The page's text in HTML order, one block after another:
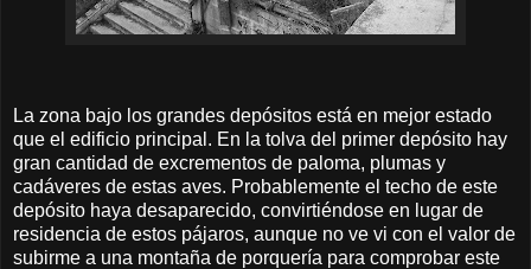
La zona bajo los grandes depósitos está en mejor estado
que el edificio principal. En la tolva del primer depósito hay
gran cantidad de excrementos de paloma, plumas y
cadáveres de estas aves. Probablemente el techo de este
depósito haya desaparecido, convirtiéndose en lugar de
residencia de estos pájaros, aunque no ve vi con el valor de
subirme a una montaña de porquería para comprobar este